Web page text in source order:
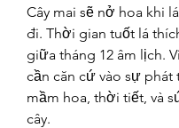
Cây mai sẽ nở hoa khi
đi. Thời gian tuốt lá
giữa tháng 12 âm lịch.
cần căn cứ vào sự phát
mầm hoa, thời tiết, và
cây.